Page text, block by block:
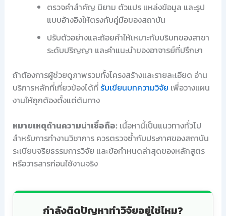
ตรวจคำสำคัญ นิยาม ตัวแปร แหล่งข้อมูล และรูป
แบบอ้างอิงให้ตรงกับคู่มือของสถาบัน
ปรับตัวอย่างและถ้อยคำให้เหมาะกับบริบทของสาขา
ระดับปริญญา และคำแนะนำของอาจารย์ที่ปรึกษา
ถ้าต้องการผู้ช่วยดูภาพรวมทั้งโครงสร้างและรายละเอียด อ่าน
บริการหลักที่เกี่ยวข้องได้ที่ รับเขียนบทความวิจัย เพื่อวางแผน
งานให้ถูกต้องตั้งแต่ต้นทาง
หมายเหตุด้านความน่าเชื่อถือ: เนื้อหานี้เป็นแนวทางทั่วไป
สำหรับการทำงานวิชาการ ควรตรวจซ้ำกับประกาศของสถาบัน
ระเบียบจริยธรรมการวิจัย และข้อกำหนดล่าสุดของหลักสูตร
หรือวารสารก่อนใช้งานจริง
กำลังติดปัญหาทำวิจัยอยู่ใช่ไหม?